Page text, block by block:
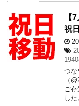
【
祝
つな
（
ご
し